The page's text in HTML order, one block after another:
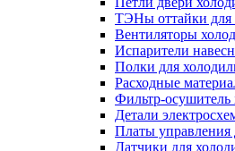
ТЭНы оттайки для
Вентиляторы
Испарители
Полки для
Расходные
Фильтр-осушитель
Детали
Платы управления
Датчики для